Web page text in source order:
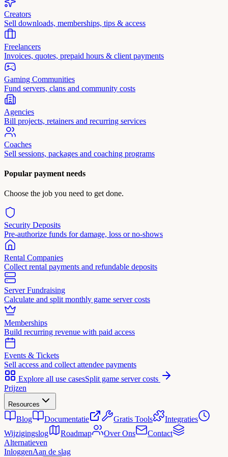
Creators
Sell downloads, memberships, tips & access
Freelancers
Invoices, quotes, prepaid hours & client payments
Gaming Communities
Fund servers, clans and community costs
Agencies
Bill projects, retainers and recurring services
Coaches
Sell sessions, packages and coaching programs
Popular payment needs
Choose the job you need to get done.
Security Deposits
Pre-authorize funds for damage, loss or no-shows
Rental Companies
Collect rental payments and refundable deposits
Server Fundraising
Calculate and split monthly game server costs
Memberships
Build recurring revenue with paid access
Events & Tickets
Sell access and collect attendee payments
Explore all use casesSplit game server costs
Prijzen
Resources
Blog Documentatie Gratis Tools
Integraties
Wijzigingslog
Roadmap Over Ons
Contact
Alternatieven
InloggenAan de slag